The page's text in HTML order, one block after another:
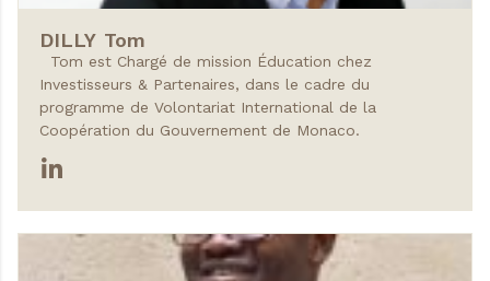
DILLY Tom
Tom est Chargé de mission Éducation chez
Investisseurs & Partenaires, dans le cadre du
programme de Volontariat International de la
Coopération du Gouvernement de Monaco.